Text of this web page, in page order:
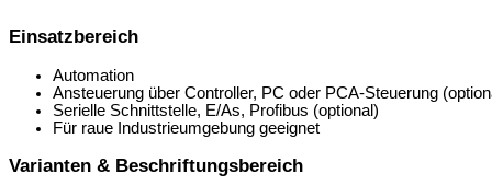
Einsatzbereich
Automation
Ansteuerung über Controller, PC oder PCA-Steuerung
Serielle Schnittstelle, E/As, Profibus (optional)
Für raue Industrieumgebung geeignet
Varianten & Beschriftungsbereich